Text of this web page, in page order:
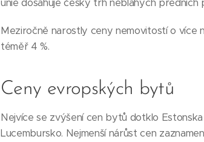
unie dosahuje český trh neblahých
Meziročně narostly ceny nemovitostí o více
téměř 4 %.
Ceny evropských bytů
Nejvíce se zvýšení cen bytů dotklo
Lucembursko. Nejmenší nárůst cen